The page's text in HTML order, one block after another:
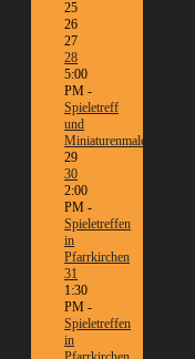
25
26
27
28
5:00
PM -
Spieletreff
und
Miniaturenmalen/Tabletop
29
30
2:00
PM -
Spieletreffen
in
Pfarrkirchen
31
1:30
PM -
Spieletreffen
in